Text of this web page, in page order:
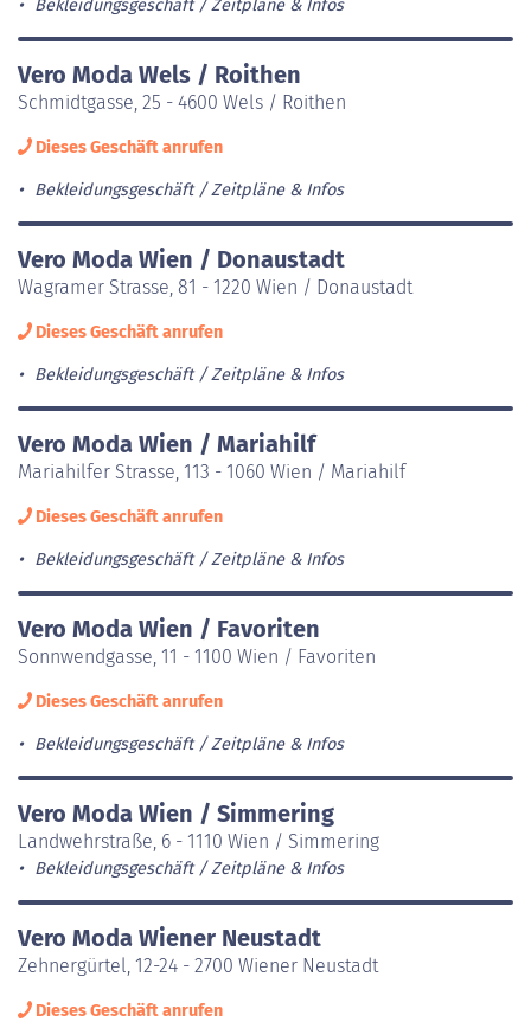
Bekleidungsgeschäft Zeitpläne & Infos
Vero Moda Wels / Roithen
Schmidtgasse, 25 - 4600 Wels / Roithen
Dieses Geschäft anrufen
Bekleidungsgeschäft Zeitpläne & Infos
Vero Moda Wien / Donaustadt
Wagramer Strasse, 81 - 1220 Wien / Donaustadt
Dieses Geschäft anrufen
Bekleidungsgeschäft Zeitpläne & Infos
Vero Moda Wien / Mariahilf
Mariahilfer Strasse, 113 - 1060 Wien / Mariahilf
Dieses Geschäft anrufen
Bekleidungsgeschäft Zeitpläne & Infos
Vero Moda Wien / Favoriten
Sonnwendgasse, 11 - 1100 Wien / Favoriten
Dieses Geschäft anrufen
Bekleidungsgeschäft Zeitpläne & Infos
Vero Moda Wien / Simmering
Landwehrstraße, 6 - 1110 Wien / Simmering
Bekleidungsgeschäft Zeitpläne & Infos
Vero Moda Wiener Neustadt
Zehnergürtel, 12-24 - 2700 Wiener Neustadt
Dieses Geschäft anrufen